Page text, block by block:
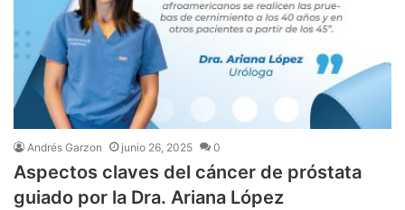
Andrés Garzon junio 26, 2025 0
Aspectos claves del cáncer de próstata
guiado por la Dra. Ariana López